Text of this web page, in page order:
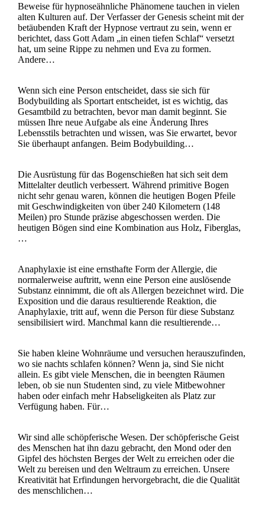
Beweise für hypnoseähnliche Phänomene tauchen in vielen
alten Kulturen auf. Der Verfasser der Genesis scheint mit der
betäubenden Kraft der Hypnose vertraut zu sein, wenn er
berichtet, dass Gott Adam „in einen tiefen Schlaf“ versetzt
hat, um seine Rippe zu nehmen und Eva zu formen.
Andere…
Wenn sich eine Person entscheidet, dass sie sich für
Bodybuilding als Sportart entscheidet, ist es wichtig, das
Gesamtbild zu betrachten, bevor man damit beginnt. Sie
müssen Ihre neue Aufgabe als eine Änderung Ihres
Lebensstils betrachten und wissen, was Sie erwartet, bevor
Sie überhaupt anfangen. Beim Bodybuilding…
Die Ausrüstung für das Bogenschießen hat sich seit dem
Mittelalter deutlich verbessert. Während primitive Bogen
nicht sehr genau waren, können die heutigen Bogen Pfeile
mit Geschwindigkeiten von über 240 Kilometern (148
Meilen) pro Stunde präzise abgeschossen werden. Die
heutigen Bögen sind eine Kombination aus Holz, Fiberglas,
…
Anaphylaxie ist eine ernsthafte Form der Allergie, die
normalerweise auftritt, wenn eine Person eine auslösende
Substanz einnimmt, die oft als Allergen bezeichnet wird. Die
Exposition und die daraus resultierende Reaktion, die
Anaphylaxie, tritt auf, wenn die Person für diese Substanz
sensibilisiert wird. Manchmal kann die resultierende…
Sie haben kleine Wohnräume und versuchen herauszufinden,
wo sie nachts schlafen können? Wenn ja, sind Sie nicht
allein. Es gibt viele Menschen, die in beengten Räumen
leben, ob sie nun Studenten sind, zu viele Mitbewohner
haben oder einfach mehr Habseligkeiten als Platz zur
Verfügung haben. Für…
Wir sind alle schöpferische Wesen. Der schöpferische Geist
des Menschen hat ihn dazu gebracht, den Mond oder den
Gipfel des höchsten Berges der Welt zu erreichen oder die
Welt zu bereisen und den Weltraum zu erreichen. Unsere
Kreativität hat Erfindungen hervorgebracht, die die Qualität
des menschlichen…